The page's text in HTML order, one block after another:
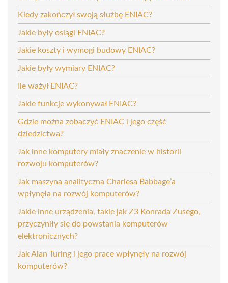
Kiedy zakończył swoją służbę ENIAC?
Jakie były osiągi ENIAC?
Jakie koszty i wymogi budowy ENIAC?
Jakie były wymiary ENIAC?
Ile ważył ENIAC?
Jakie funkcje wykonywał ENIAC?
Gdzie można zobaczyć ENIAC i jego część
dziedzictwa?
Jak inne komputery miały znaczenie w historii
rozwoju komputerów?
Jak maszyna analityczna Charlesa Babbage’a
wpłynęła na rozwój komputerów?
Jakie inne urządzenia, takie jak Z3 Konrada Zusego,
przyczyniły się do powstania komputerów
elektronicznych?
Jak Alan Turing i jego prace wpłynęły na rozwój
komputerów?